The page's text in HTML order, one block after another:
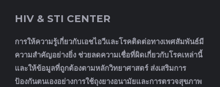
HIV & STI CENTER
การให้ความรู้เกี่ยวกับเอชไอวีและโรคติดต่อทางเพศสัมพันธ์มี
ความสำคัญอย่างยิ่ง ช่วยลดความเชื่อที่ผิดเกี่ยวกับโรคเหล่านี้
และให้ข้อมูลที่ถูกต้องตามหลักวิทยาศาสตร์ ส่งเสริมการ
ป้องกันตนเองอย่างการใช้ถุงยางอนามัยและการตรวจสุขภาพ